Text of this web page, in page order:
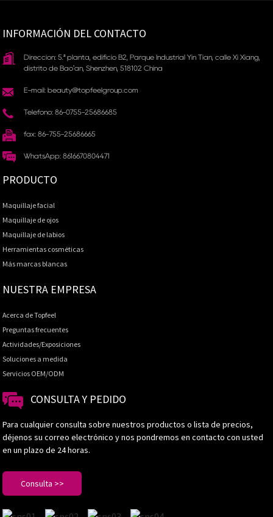
INFORMACIÓN DEL CONTACTO
Dirección: 5.ª planta, edificio B2, Parque Industrial Yin Tian, ​​calle Xi Xiang,
distrito de Bao'an, Shenzhen, 518102 China
E-mail: beauty@topfeelgroup.com
Teléfono: 86-0755-25686685
fax: 86-755-25686665
WhatsApp: 8616670804471
PRODUCTO
Maquillaje facial
Maquillaje de ojos
Maquillaje de labios
Herramientas cosméticas
Más marcas blancas
NUESTRA EMPRESA
Acerca de Topfeel
Preguntas frecuentes
Actividades/Exposiciones
Soluciones a medida
Servicios OEM/ODM
CONSULTA Y PEDIDO
Para cualquier consulta sobre nuestros productos o lista de precios,
déjenos su correo electrónico y nos pondremos en contacto con usted
en un plazo de 24 horas.
Consulta >>